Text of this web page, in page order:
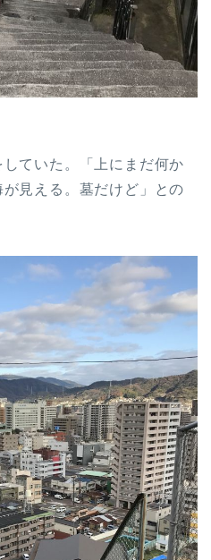
ていた。「上にまだ何か
見える。墓だけど」との